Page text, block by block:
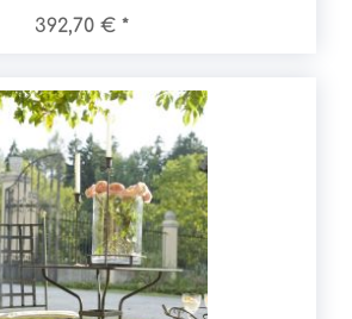
392,70 € *